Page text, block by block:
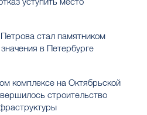
стал памятником
в Петербурге
комплексе на Октябрьской
строительство